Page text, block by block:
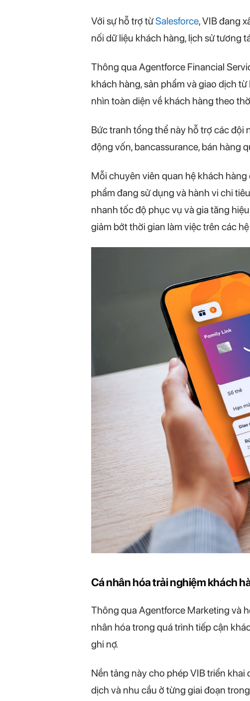
Với sự hỗ trợ từSalesforce, VIB đang
nối dữ liệu khách hàng, lịch sử tương
Thông qua Agentforce Financial
khách hàng, sản phẩm và giao dịch
nhìn toàn diện về khách hàng theo
Bức tranh tổng thể này hỗ trợ các đội
động vốn, bancassurance, bán hàng
Mỗi chuyên viên quan hệ khách
phẩm đang sử dụng và hành vi chi
nhanh tốc độ phục vụ và gia tăng
giảm bớt thời gian làm việc trên các
Cá nhân hóa trải nghiệm khách
Thông qua Agentforce Marketing và
nhân hóa trong quá trình tiếp cận
ghi nợ.
Nền tảng này cho phép VIB triển
dịch và nhu cầu ở từng giai đoạn